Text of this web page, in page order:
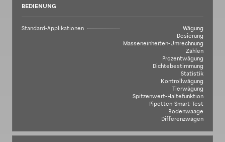
BEDIENUNG
Standard-Applikationen
Wägung
Dosierung
Masseneinheiten-Umrechnung
Zählen
Prozentwägung
Dichtebestimmung
Statistik
Kontrollwägung
Tierwägung
Spitzenwert-Haltefunktion
Pipetten-Smart-Test
Bodenwaage
Differenzwägen